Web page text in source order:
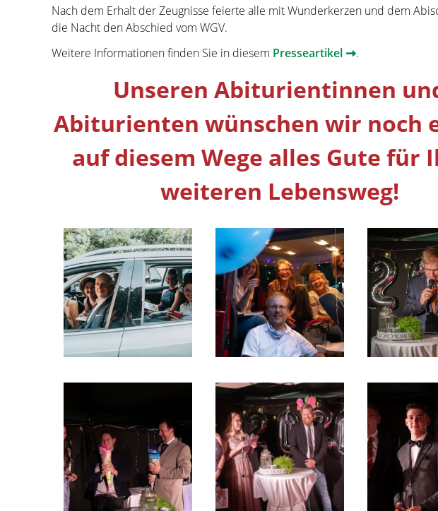
Nach dem Erhalt der Zeugnisse feierte alle mit Wunderkerzen und dem
die Nacht den Abschied vom WGV.
Weitere Informationen finden Sie in diesem Presseartikel .
Unseren Abiturientinnen
Abiturienten wünschen wir noch
auf diesem Wege alles Gute für
weiteren Lebensweg!